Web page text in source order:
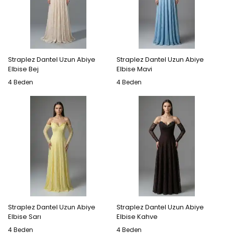
Straplez Dantel Uzun Abiye
Elbise Bej
4 Beden
Straplez Dantel Uzun Abiye
Elbise Mavi
4 Beden
Straplez Dantel Uzun Abiye
Elbise Sarı
4 Beden
Straplez Dantel Uzun Abiye
Elbise Kahve
4 Beden